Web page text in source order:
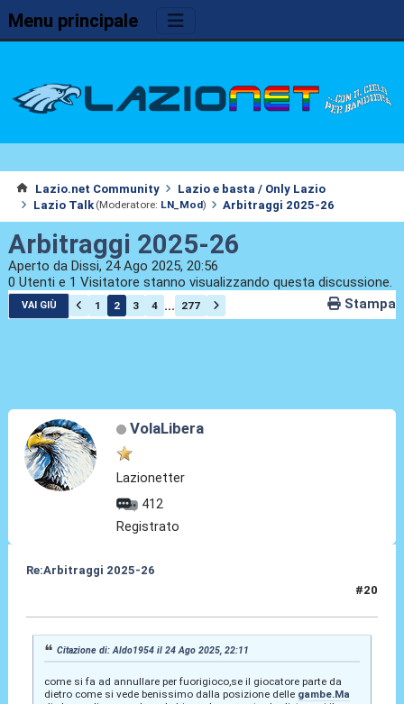
Menu principale
Lazio.net Community
Lazio e basta / Only Lazio
Lazio Talk (Moderatore: LN_Mod) Arbitraggi 2025-26
Arbitraggi 2025-26
Aperto da Dissi, 24 Ago 2025, 20:56
0 Utenti e 1 Visitatore stanno visualizzando questa discussione.
VAI GIÙ 1 2 3 4 ... 277 Stampa
VolaLibera
Lazionetter
412
Registrato
Re:Arbitraggi 2025-26
#20
Citazione di: Aldo1954 il 24 Ago 2025, 22:11
come si fa ad annullare per fuorigioco,se il giocatore parte da
dietro come si vede benissimo dalla posizione delle gambe.Ma